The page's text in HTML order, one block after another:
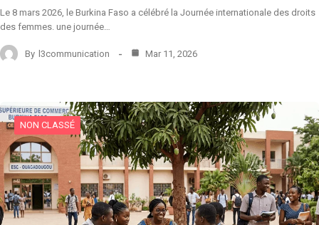
Le 8 mars 2026, le Burkina Faso a célébré la Journée internationale des droits
des femmes. une journée…
By l3communication Mar 11, 2026
NON CLASSÉ